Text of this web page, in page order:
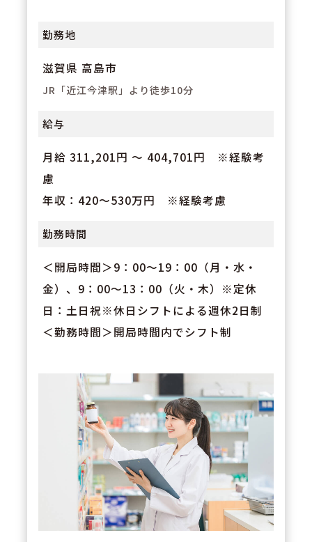
勤務地
滋賀県 高島市
JR「近江今津駅」より徒歩10分
給与
月給 311,201円 ～ 404,701円 ※経験考
慮
年収：420～530万円 ※経験考慮
勤務時間
＜開局時間＞9：00～19：00（月・水・
金）、9：00～13：00（火・木）※定休
日：土日祝※休日シフトによる週休2日制
＜勤務時間＞開局時間内でシフト制